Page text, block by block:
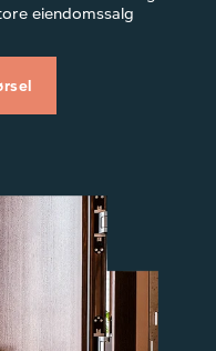
eiendomssalg